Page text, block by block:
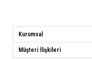
Kurumsal
Müşteri İlişkileri